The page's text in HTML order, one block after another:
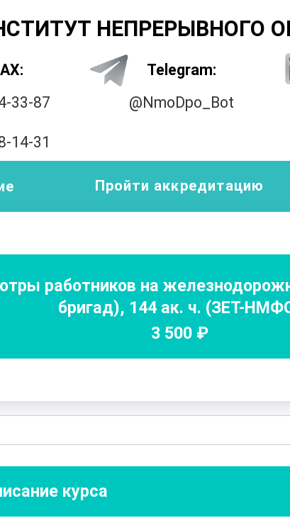
НЕПРЕРЫВНОГО
33-87
14-31
Telegram:
@NmoDpo_Bot
Пройти аккредитацию
работников на
бригад), 144ак. ч. (ЗЕТ-
3 500₽
курса